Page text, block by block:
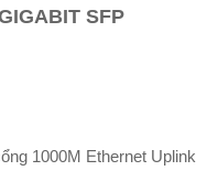
SFP
1000M Ethernet Uplink